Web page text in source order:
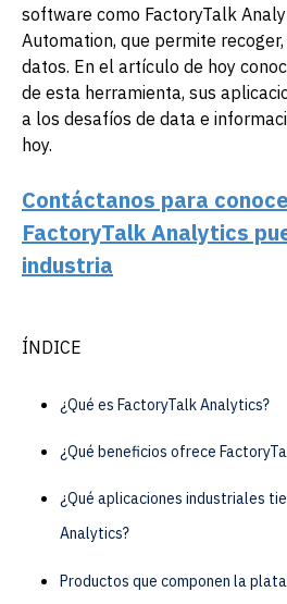
software como FactoryTalk
Automation, que permite
datos. En el artículo de hoy
de esta herramienta, sus
a los desafíos de data e
hoy.
Contáctanos para
FactoryTalk Analytics
industria
ÍNDICE
¿Qué es FactoryTalk Analytics?
¿Qué beneficios ofrece
¿Qué aplicaciones industriales
Analytics?
Productos que componen la